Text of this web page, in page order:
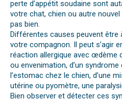
perte d’appétit soudaine sont
votre chat, chien ou autre
pas bien.
Différentes causes peuvent être
votre compagnon. Il peut s’agir
réaction allergique avec œdème
ou envenimation, d’un
l’estomac chez le chien, d’une
utérine ou pyomètre, une
Bien observer et détecter ces